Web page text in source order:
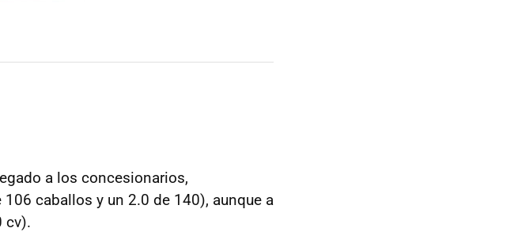
a los concesionarios,
caballos y un 2.0 de 140), aunque a
cv).